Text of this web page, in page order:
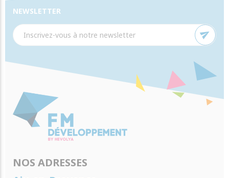
NEWSLETTER
send
NOS ADRESSES